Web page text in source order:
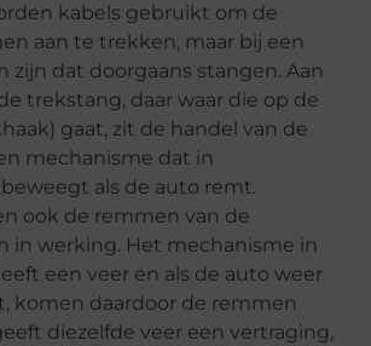
kabels gebruikt om de
aan te trekken, maar bij een
zijn dat doorgaans stangen. Aan
trekstang, daar waar die op de
gaat, zit de handel van de
mechanisme dat in
als de auto remt.
ook de remmen van de
in werking. Het mechanisme in
een veer en als de auto weer
komen daardoor de remmen
diezelfde veer een vertraging,